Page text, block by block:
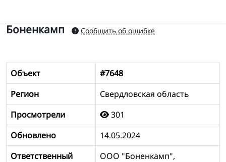
Боненкамп Сообщить об ошибке
Объект
#7648
Регион
Свердловская область
Просмотрели
301
Обновлено
14.05.2024
Ответственный
ООО "Боненкамп",